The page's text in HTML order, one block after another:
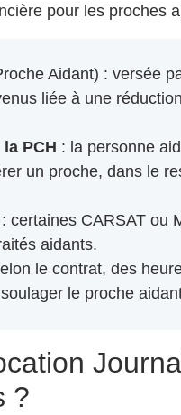
pour les proches
Aidant) : versée
liée à une
PCH : la personne
un proche, dans le
: certaines CARSAT ou
aidants.
le contrat, des
le proche
?